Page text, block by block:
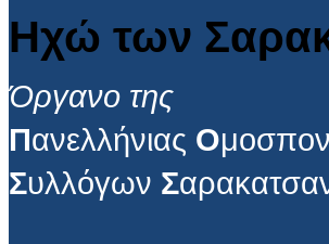
Ηχώ των
Όργανο της
Πανελλήνιας Ο
Συλλόγων Σ